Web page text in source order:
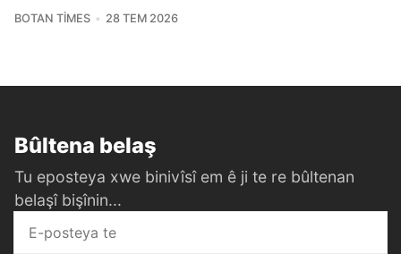
BOTAN TIMES 28 TEM 2026
Bûltena belaş
Tu eposteya xwe binivîsî em ê ji te re bûltenan
belaşî bişînin...